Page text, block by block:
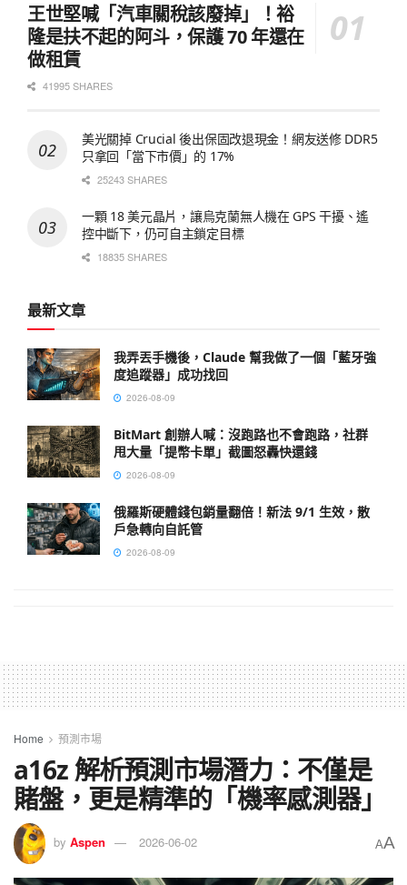
王世堅喊「汽車關稅該廢掉」！裕
隆是扶不起的阿斗，保護 70 年還在
做租賃
41995 SHARES
美光關掉 Crucial 後出保固改退現金！網友送修 DDR5
只拿回「當下市價」的 17%
25243 SHARES
一顆 18 美元晶片，讓烏克蘭無人機在 GPS 干擾、遙
控中斷下，仍可自主鎖定目標
18835 SHARES
最新文章
我弄丟手機後，Claude 幫我做了一個「藍牙強
度追蹤器」成功找回
2026-08-09
BitMart 創辦人喊：沒跑路也不會跑路，社群
甩大量「提幣卡單」截圖怒轟快還錢
2026-08-09
俄羅斯硬體錢包銷量翻倍！新法 9/1 生效，散
戶急轉向自託管
2026-08-09
Home 預測市場
a16z 解析預測市場潛力：不僅是
賭盤，更是精準的「機率感測器」
by Aspen 2026-06-02 AA